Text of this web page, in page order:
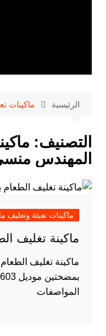
الرئيسية ماكينات
التصنيف:
المهندس
ماكينات تعبئة
ماكينة تغليف
ماكينة تغليف
المواصفات